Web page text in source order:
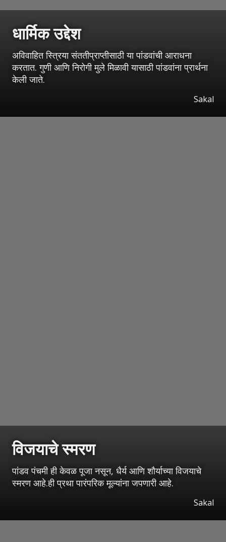
धार्मिक उद्देश
अविवाहित स्त्रिया संततीप्राप्तीसाठी या पांडवांची आराधना
करतात. गुणी आणि निरोगी मुले मिळावी यासाठी पांडवांना प्रार्थना
केली जाते.
Sakal
विजयाचे स्मरण
पांडव पंचमी ही केवळ पूजा नसून, धैर्य आणि शौर्याच्या विजयाचे
स्मरण आहे.ही प्रथा पारंपरिक मूल्यांना जपणारी आहे.
Sakal